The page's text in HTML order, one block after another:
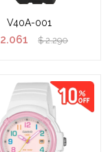
V40A-001
2.061 $ 2.290